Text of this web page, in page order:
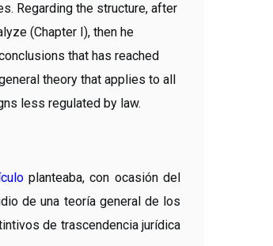
Regarding the structure, after
(Chapter I), then he
that has reached
theory that applies to all
less regulated by law.
planteaba, con ocasión del
de una teoría general de los
de trascendencia jurídica